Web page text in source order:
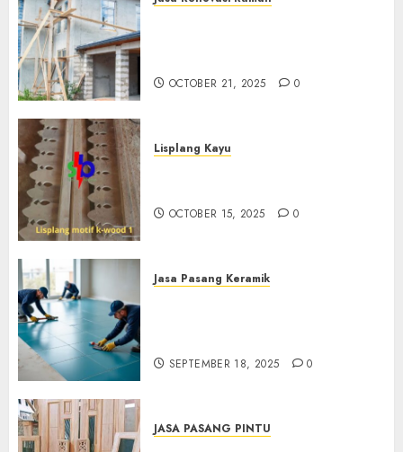
OCTOBER 21, 2025 0
Lisplang Kayu
OCTOBER 15, 2025 0
Jasa Pasang Keramik
SEPTEMBER 18, 2025 0
JASA PASANG PINTU